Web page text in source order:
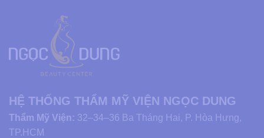
HỆ THỐNG THẨM MỸ VIỆN NGỌC DUNG
Thẩm Mỹ Viện: 32–34–36 Ba Tháng Hai, P. Hòa Hưng,
TP.HCM